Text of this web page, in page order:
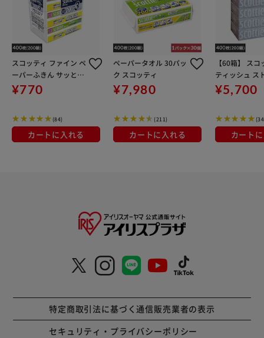
スコッティ ファイン ペ
ーパーふきん サッとサ
ッと 200組（400枚）
¥770
(84)
カートに入れる
ペーパータオル 30パッ
ク スコッティ
¥7,980
(211)
カートに入れる
【60箱】 スコ
ティッシュ ス
400枚 (200組)
ク×12個 日本
¥5,700
カート
特定商取引法に基づく通信販売業者の表示
セキュリティ・プライバシーポリシー